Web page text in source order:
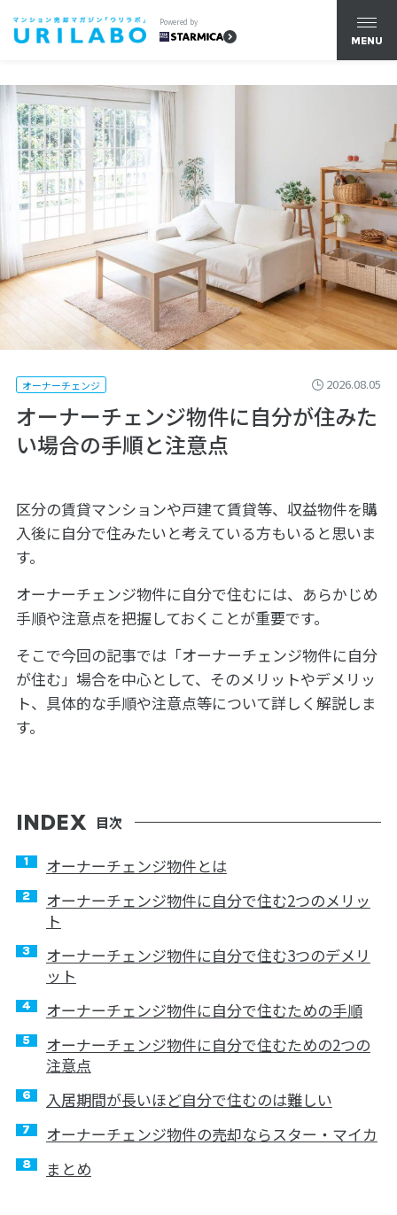
Powered by
MENU
オーナーチェンジ 2026.08.05
オーナーチェンジ物件に自分が住みた
い場合の手順と注意点
区分の賃貸マンションや戸建て賃貸等、収益物件を購
入後に自分で住みたいと考えている方もいると思いま
す。
オーナーチェンジ物件に自分で住むには、あらかじめ
手順や注意点を把握しておくことが重要です。
そこで今回の記事では「オーナーチェンジ物件に自分
が住む」場合を中心として、そのメリットやデメリッ
ト、具体的な手順や注意点等について詳しく解説しま
す。
目次
オーナーチェンジ物件とは
オーナーチェンジ物件に自分で住む2つのメリッ
ト
オーナーチェンジ物件に自分で住む3つのデメリ
ット
オーナーチェンジ物件に自分で住むための手順
オーナーチェンジ物件に自分で住むための2つの
注意点
入居期間が長いほど自分で住むのは難しい
オーナーチェンジ物件の売却ならスター・マイカ
まとめ